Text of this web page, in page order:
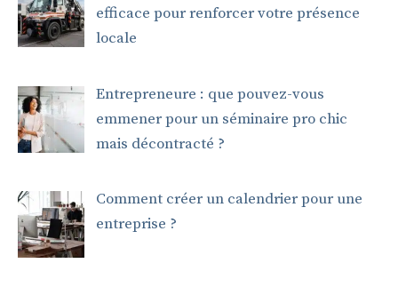
efficace pour renforcer votre présence
locale
Entrepreneure : que pouvez-vous
emmener pour un séminaire pro chic
mais décontracté ?
Comment créer un calendrier pour une
entreprise ?